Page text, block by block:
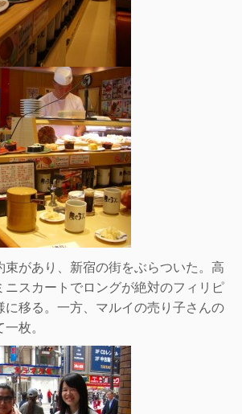
束があり、新宿の街をぶらついた。高
ニスカートでロングが絶対のフィリピ
に移る。一方、マルイの売り子さんの
枚。